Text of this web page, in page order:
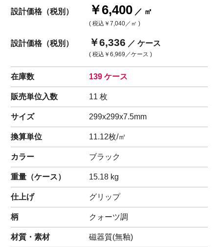
設計価格（税別） ￥6,400 ／ ㎡
( 税込 ￥7,040／㎡ )
設計価格（税別） ￥6,336 ／ ケース
( 税込 ￥6,969 ／ケース )
在庫数 139 ケース
販売単位入数 11 枚
サイズ 299x299x7.5mm
換算単位 11.12枚/㎡
カラー ブラック
重量（ケース） 15.18 kg
仕上げ グリップ
柄 クォーツ調
材質・素材 磁器質(無釉)